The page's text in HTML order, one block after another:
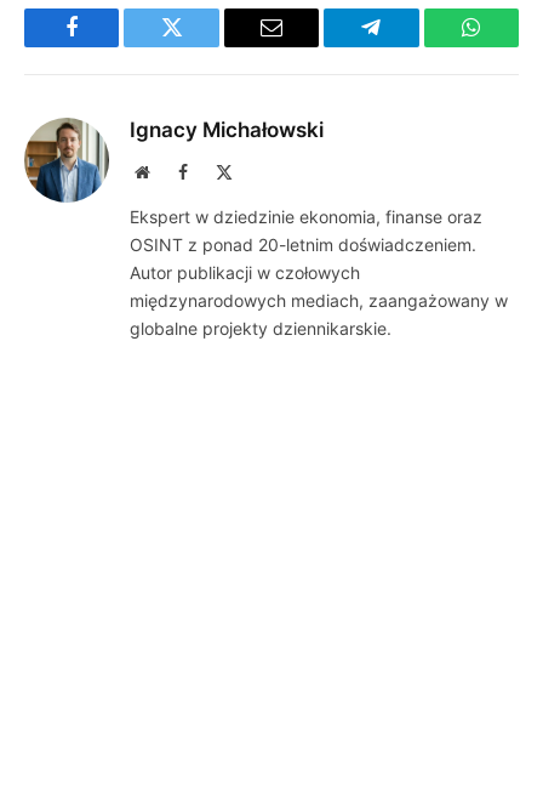
Facebook Twitter Email Telegram
Ignacy Michałowski
WebsiteFacebook
Ekspert w dziedzinie ekonomia, finanse oraz
OSINT z ponad 20-letnim doświadczeniem.
Autor publikacji w czołowych
międzynarodowych mediach, zaangażowany w
globalne projekty dziennikarskie.